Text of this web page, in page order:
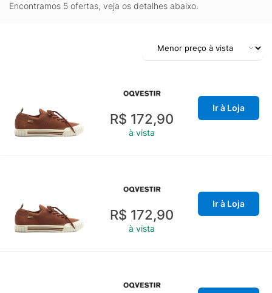
Encontramos 5 ofertas, veja os detalhes abaixo.
R$ 172,90
à vista
Ir à Loja
R$ 172,90
à vista
Ir à Loja